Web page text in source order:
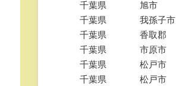
千葉県
旭市
千葉県
我孫子市
千葉県
香取郡
千葉県
市原市
千葉県
松戸市
千葉県
松戸市